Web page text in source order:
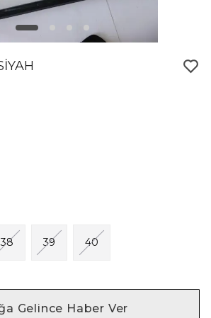
38 39 40
Gelince Haber Ver